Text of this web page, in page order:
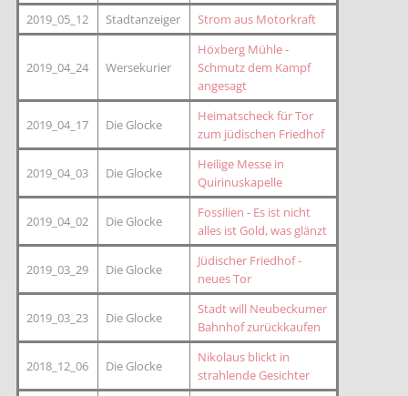
2019_05_12
Stadtanzeiger Strom aus Motorkraft
2019_04_24 Wersekurier
Höxberg Mühle -
Schmutz dem Kampf
angesagt
2019_04_17 Die Glocke
Heimatscheck für Tor
zum jüdischen Friedhof
2019_04_03 Die Glocke
Heilige Messe in
Quirinuskapelle
2019_04_02 Die Glocke
Fossilien - Es ist nicht
alles ist Gold, was glänzt
2019_03_29 Die Glocke
Jüdischer Friedhof -
neues Tor
2019_03_23 Die Glocke
Stadt will Neubeckumer
Bahnhof zurückkaufen
2018_12_06 Die Glocke
Nikolaus blickt in
strahlende Gesichter